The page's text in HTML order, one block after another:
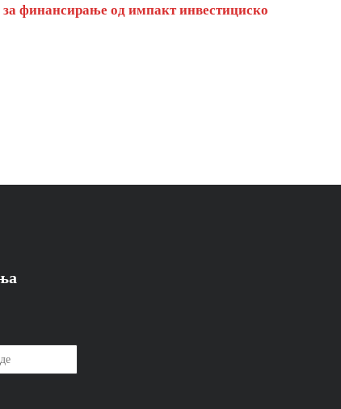
финансирање од импакт инвестициско